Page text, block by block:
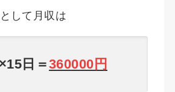
して月収は
日＝360000円